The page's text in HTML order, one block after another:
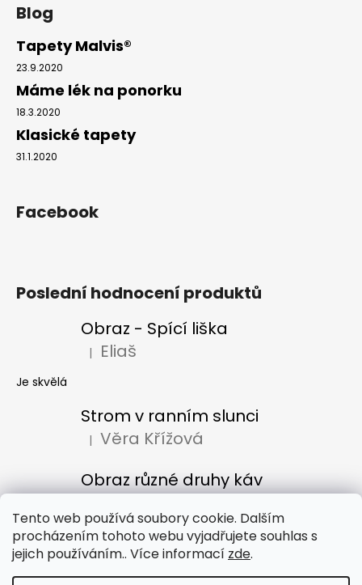
Tento web používá soubory cookie. Dalším
procházením tohoto webu vyjadřujete souhlas s
jejich používáním.. Více informací zde.
Blog
Tapety Malvis®
23.9.2020
Máme lék na ponorku
18.3.2020
Klasické tapety
31.1.2020
Facebook
Poslední hodnocení produktů
Obraz - Spící liška
Hodnocení produktu je 5 z 5 hvězdiček.
| Eliaš
Je skvělá
Strom v ranním slunci
Hodnocení produktu je 5 z 5 hvězdiček.
| Věra Křížová
Obraz různé druhy káv
Hodnocení produktu je 5 z 5 hvězdiček.